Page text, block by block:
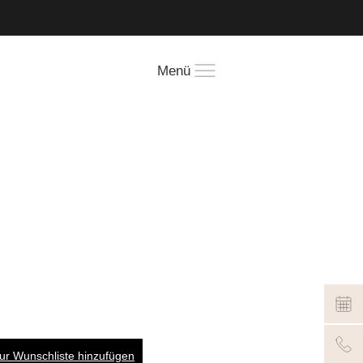
Menü
Wunschliste hinzufügen